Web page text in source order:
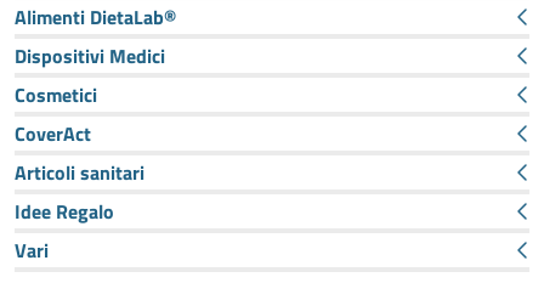
Alimenti DietaLab®
Dispositivi Medici
Cosmetici
CoverAct
Articoli sanitari
Idee Regalo
Vari